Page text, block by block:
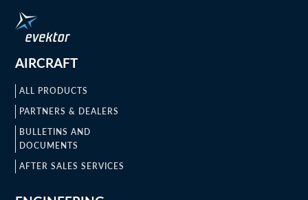
AIRCRAFT
ALL PRODUCTS
PARTNERS & DEALERS
BULLETINS AND
DOCUMENTS
AFTER SALES SERVICES